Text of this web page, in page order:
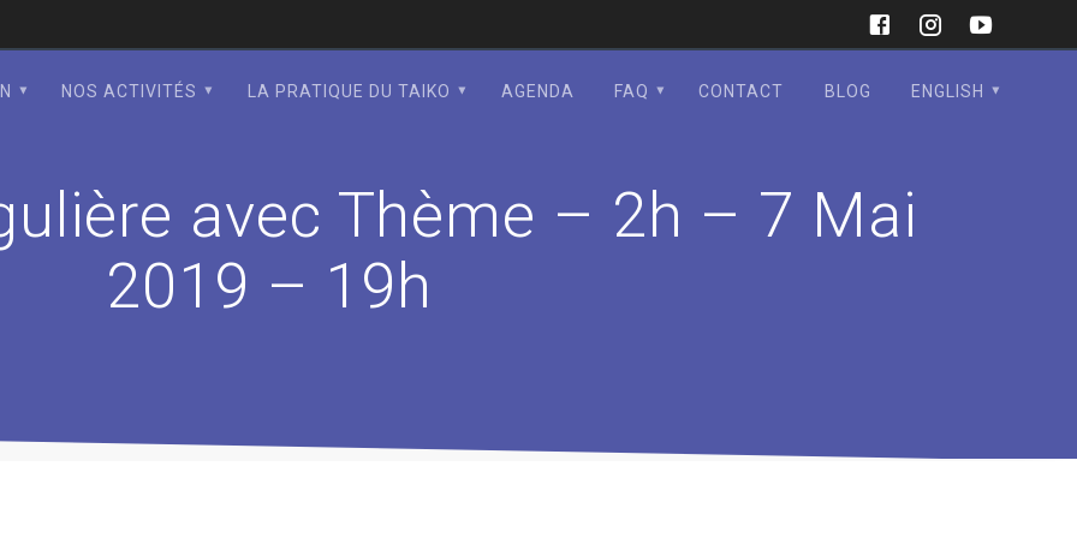
NOS ACTIVITÉS LA PRATIQUE DU TAIKO AGENDA FAQ CONTACT BLOG ENGLISH
avec Thème – 2h – 7 Mai
2019 – 19h